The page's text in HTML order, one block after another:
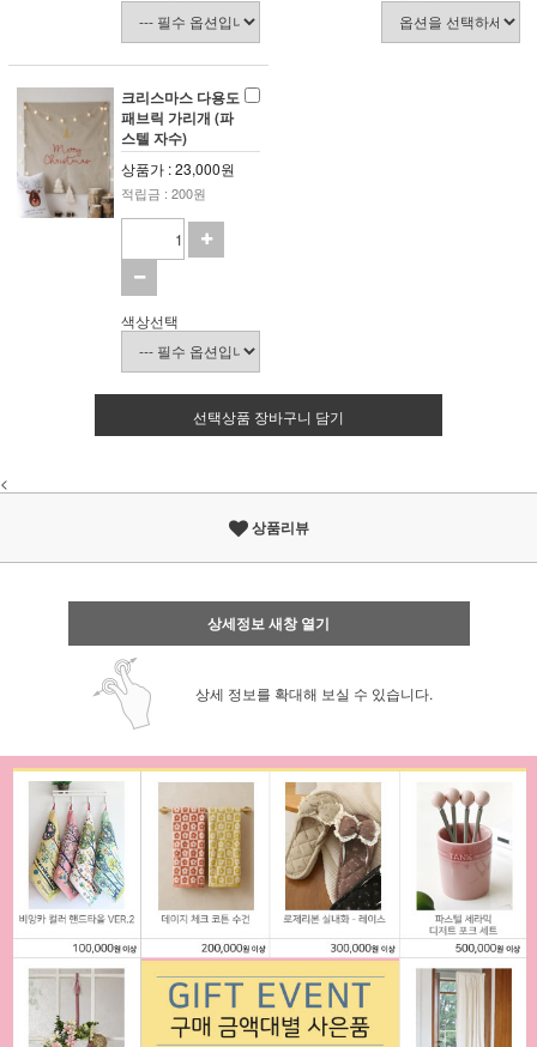
크리스마스 다용도
패브릭 가리개 (파
스텔 자수)
상품가 : 23,000원
적립금 : 200원
색상선택
선택상품 장바구니 담기
<
상품리뷰
상세정보 새창 열기
상세 정보를 확대해 보실 수 있습니다.